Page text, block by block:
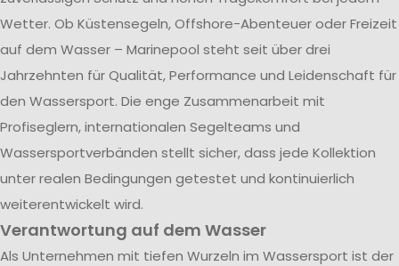
Wetter. Ob Küstensegeln, Offshore-Abenteuer oder Freizeit
auf dem Wasser – Marinepool steht seit über drei
Jahrzehnten für Qualität, Performance und Leidenschaft für
den Wassersport. Die enge Zusammenarbeit mit
Profiseglern, internationalen Segelteams und
Wassersportverbänden stellt sicher, dass jede Kollektion
unter realen Bedingungen getestet und kontinuierlich
weiterentwickelt wird.
Verantwortung auf dem Wasser
Als Unternehmen mit tiefen Wurzeln im Wassersport ist der